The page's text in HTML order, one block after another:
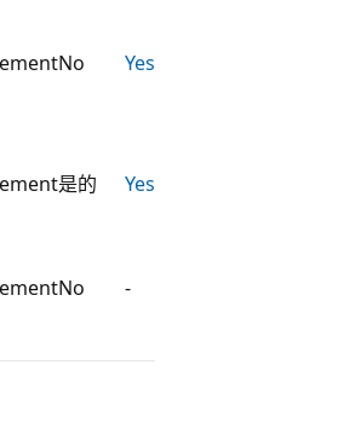
No Yes
是的 Yes
No -